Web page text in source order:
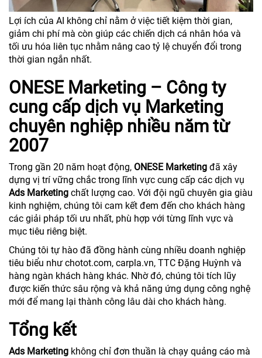
Lợi ích của AI không chỉ nằm ở việc tiết kiệm thời gian,
giảm chi phí mà còn giúp các chiến dịch cá nhân hóa và
tối ưu hóa liên tục nhằm nâng cao tỷ lệ chuyển đổi trong
thời gian ngắn nhất.
ONESE Marketing – Công ty
cung cấp dịch vụ Marketing
chuyên nghiệp nhiều năm từ
2007
Trong gần 20 năm hoạt động, ONESE Marketing đã xây
dựng vị trí vững chắc trong lĩnh vực cung cấp các dịch vụ
Ads Marketing chất lượng cao. Với đội ngũ chuyên gia giàu
kinh nghiệm, chúng tôi cam kết đem đến cho khách hàng
các giải pháp tối ưu nhất, phù hợp với từng lĩnh vực và
mục tiêu riêng biệt.
Chúng tôi tự hào đã đồng hành cùng nhiều doanh nghiệp
tiêu biểu như chotot.com, carpla.vn, TTC Đặng Huỳnh và
hàng ngàn khách hàng khác. Nhờ đó, chúng tôi tích lũy
được kiến thức sâu rộng và khả năng ứng dụng công nghệ
mới để mang lại thành công lâu dài cho khách hàng.
Tổng kết
Ads Marketing không chỉ đơn thuần là chạy quảng cáo mà